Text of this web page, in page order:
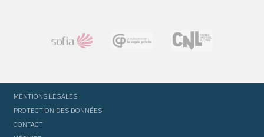
MENTIONS LÉGALES
PROTECTION DES DONNÉES
CONTACT